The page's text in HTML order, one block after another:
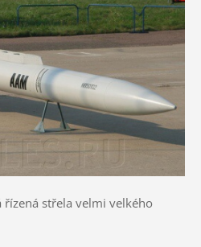
střela velmi velkého